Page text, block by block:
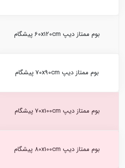
بوم ممتاز دیپ 60x120cm پیشگام
بوم ممتاز دیپ 70x90cm پیشگام
بوم ممتاز دیپ 70x100cm پیشگام
بوم ممتاز دیپ 80x100cm پیشگام